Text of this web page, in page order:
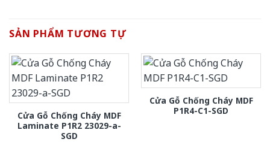
SẢN PHẨM TƯƠNG TỰ
Cửa Gỗ Chống Cháy MDF
Laminate P1R2 23029-a-
SGD
Cửa Gỗ Chống Cháy MDF
P1R4-C1-SGD